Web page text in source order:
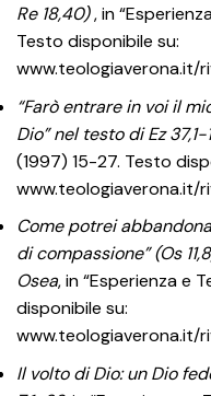
Re 18,40), in
Testo disponibile su:
“Farò entrare in voi il
Dio” nel testo di Ez 37,1-
(1997) 15-27. Testo
Come potrei
di compassione” (Os
Osea, in “Esperienza e
disponibile su:
www.teologiaverona.it/
Il volto di Dio: un Dio